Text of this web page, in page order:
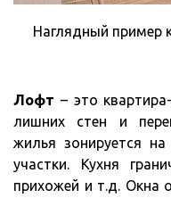
Наглядный пример
Лофт – это
лишних стен и
жилья зонируется
участки. Кухня
прихожей и т.д. Окна